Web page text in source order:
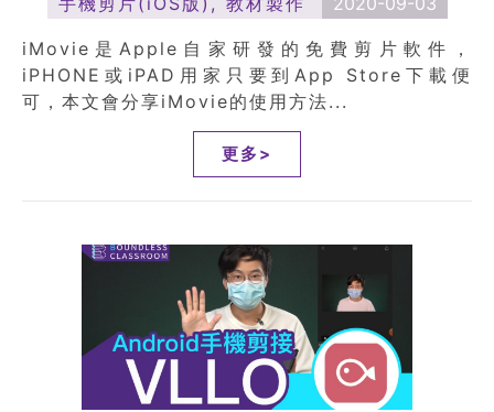
iMovie是Apple自家研發的免費剪片軟件，
iPHONE或iPAD用家只要到App Store下載便
可，本文會分享iMovie的使用方法...
更多>